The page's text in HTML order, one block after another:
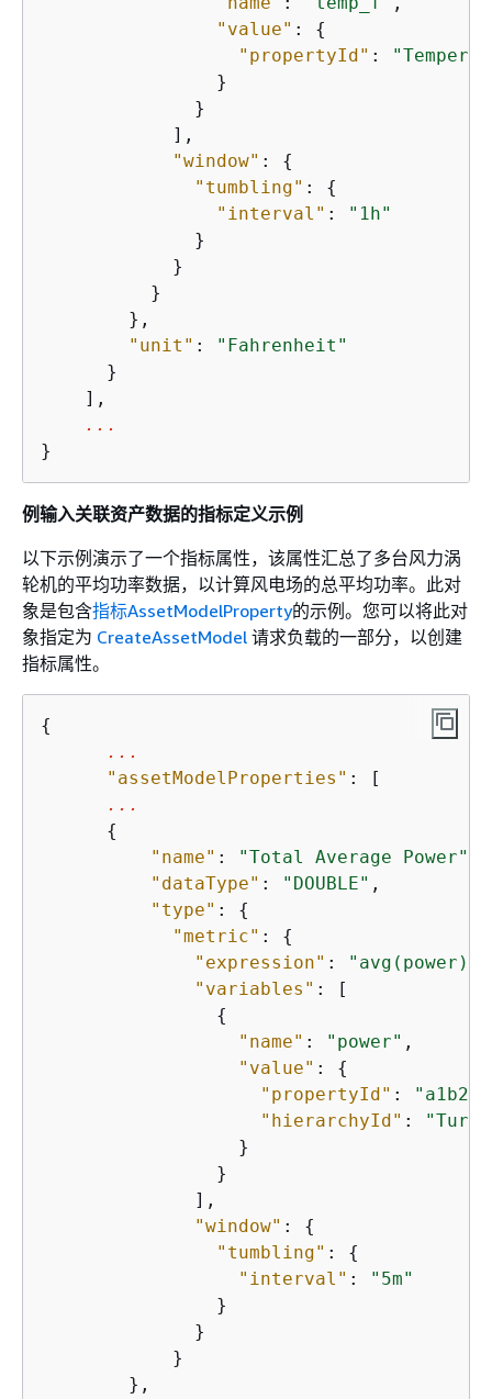
"value" : {
"propertyId" :
                }
              }
            ],
"window" : {
"tumbling" : {
"interval" :
"1h"
              }
            }
          }
        },
"unit" :
"Fahrenheit"
      }
    ],
...
例输入关联资产数据的指标定义示例
以下示例演示了一个指标属性，该属性汇总了多台风力涡
轮机的平均功率数据，以计算风电场的总平均功率。此对
象是包含指标AssetModelProperty的示例。您可以将此对
象指定为 CreateAssetModel 请求负载的一部分，以创建
指标属性。
{
...
"assetModelProperties" : [
...
{
"name" : "Total Average Power"
"dataType" : "DOUBLE" ,
"type" : {
"metric" : {
"expression" : "avg(power)"
"variables" : [
{
"name" : "power" ,
"value" : {
"propertyId" :
"hierarchyId" :
                  }
                }
              ],
"window" : {
"tumbling" : {
"interval" :
"5m"
                }
              }
            }
        },